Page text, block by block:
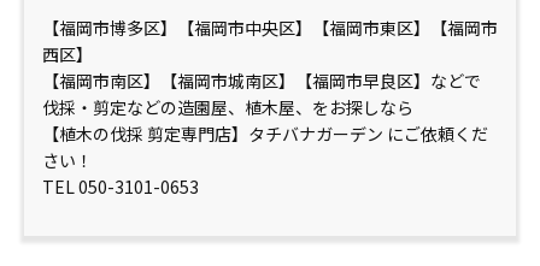
【福岡市博多区】【福岡市中央区】【福岡市東区】【福岡市
西区】
【福岡市南区】【福岡市城南区】【福岡市早良区】などで
伐採・剪定などの造園屋、植木屋、をお探しなら
【植木の伐採 剪定専門店】タチバナガーデン にご依頼くだ
さい！
TEL 050-3101-0653